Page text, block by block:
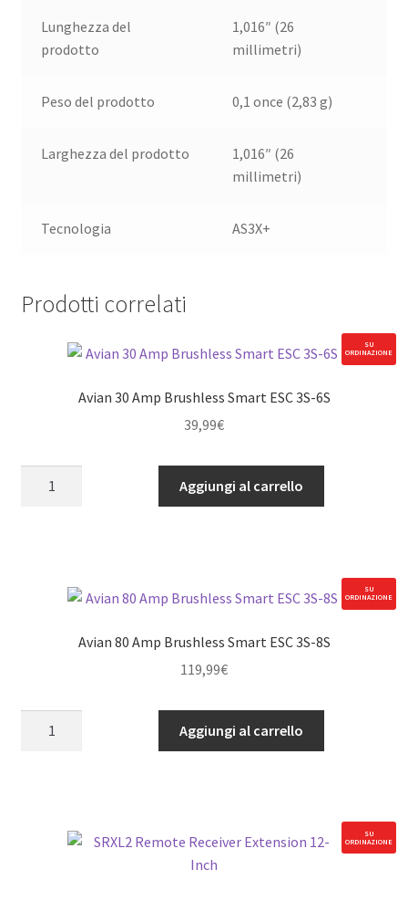
Lunghezza del
prodotto
1,016″ (26
millimetri)
Peso del prodotto 0,1 once (2,83 g)
Larghezza del prodotto
1,016″ (26
millimetri)
Tecnologia AS3X+
Prodotti correlati
SU
ORDINAZIONE
Avian 30 Amp Brushless Smart ESC 3S-6S
39,99€
Aggiungi al carrello
SU
ORDINAZIONE
Avian 80 Amp Brushless Smart ESC 3S-8S
119,99€
Aggiungi al carrello
SU
ORDINAZIONE